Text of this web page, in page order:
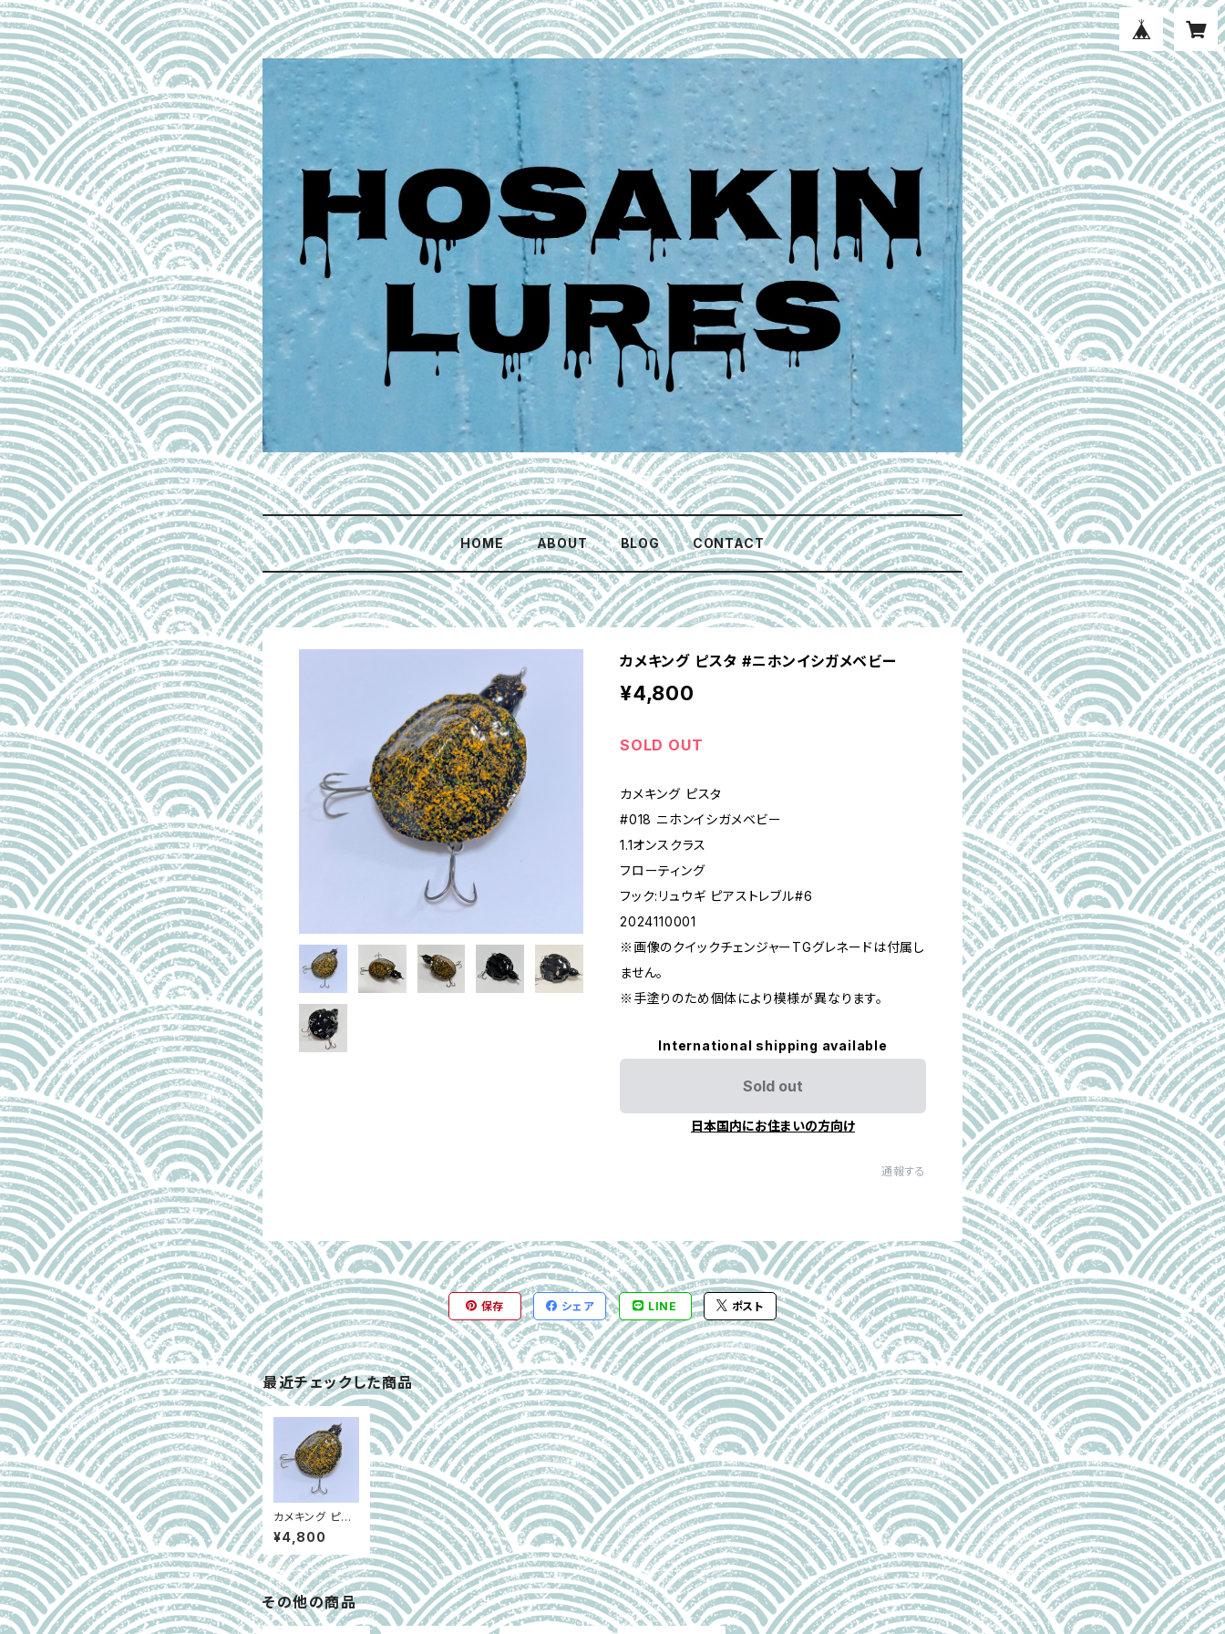
HOME ABOUT BLOG CONTACT
カメキング ピスタ #ニホンイシガメベビー
¥4,800
SOLD OUT
カメキング ピスタ
#018 ニホンイシガメベビー
1.1オンスクラス
フローティング
フック:リュウギ ピアストレブル#6
2024110001
※画像のクイックチェンジャーTGグレネードは付属し
ません。
※手塗りのため個体により模様が異なります。
International shipping available
Sold out
日本国内にお住まいの方向け
通報する
保存 シェア LINE ポスト
最近チェックした商品
カメキング ピス
タ #ニホンイシ
ガメベビー
¥4,800
その他の商品